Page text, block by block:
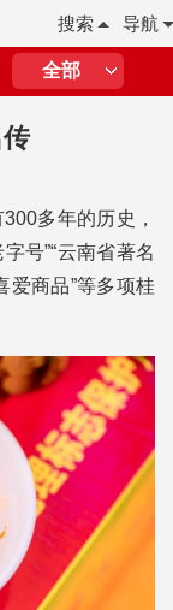
导航
搜索
全部
多年的历史，
号”“云南省著名
爱商品”等多项桂